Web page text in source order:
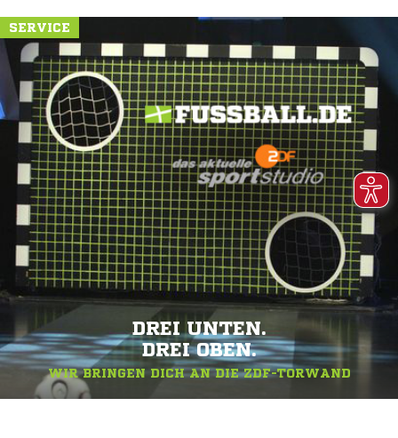
SERVICE
DREI UNTEN.
DREI OBEN.
WIR BRINGEN DICH AN DIE ZDF-TORWAND